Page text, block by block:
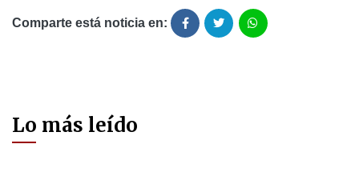
Comparte está noticia en:
Lo más leído